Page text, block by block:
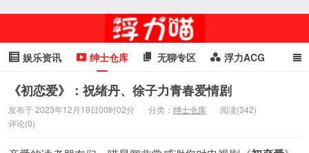
娱乐资讯 绅士仓库 无聊专区 浮力ACG
浮力GIF 明星头条 浮力资讯 头条女神 萌妹专区
cosplay
《初恋爱》：祝绪丹、徐子力青春爱情剧
发布于 2023年12月19日00时02分 分类： 绅士仓库
阅读(342)
评论(0)